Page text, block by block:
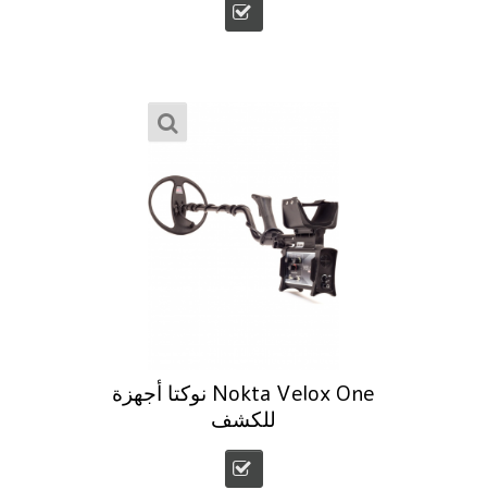
Nokta Velox One نوكتا أجهزة
للكشف